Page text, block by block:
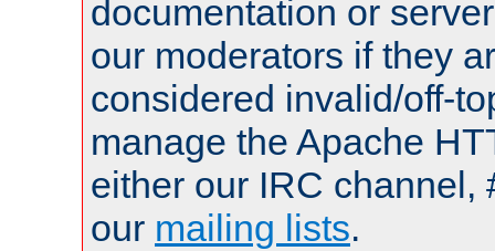
documentation or
our moderators if they
considered invalid/off-
manage the Apache
either our IRC channel,
our mailing lists.